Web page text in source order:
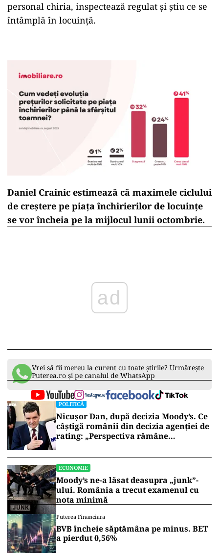
personal chiria, inspectează regulat şi ştiu ce se
întâmplă în locuinţă.
Daniel Crainic estimează că maximele ciclului
de creştere pe piaţa închirierilor de locuinţe
se vor încheia pe la mijlocul lunii octombrie.
ad
Vrei să fii mereu la curent cu toate știrile? Urmărește
Puterea.ro și pe canalul de WhatsApp
POLITICĂ
Nicușor Dan, după decizia Moody’s. Ce
câștigă românii din decizia agenției de
rating: „Perspectiva rămâne
ECONOMIE
Moody’s ne-a lăsat deasupra „junk”-
ului. România a trecut examenul cu
nota minimă
Puterea Financiara
BVB încheie săptămâna pe minus. BET
a pierdut 0,56%